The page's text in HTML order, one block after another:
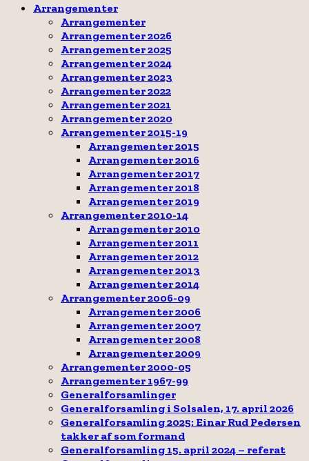
Arrangementer
Arrangementer
Arrangementer 2026
Arrangementer 2025
Arrangementer 2024
Arrangementer 2023
Arrangementer 2022
Arrangementer 2021
Arrangementer 2020
Arrangementer 2015-19
Arrangementer 2015
Arrangementer 2016
Arrangementer 2017
Arrangementer 2018
Arrangementer 2019
Arrangementer 2010-14
Arrangementer 2010
Arrangementer 2011
Arrangementer 2012
Arrangementer 2013
Arrangementer 2014
Arrangementer 2006-09
Arrangementer 2006
Arrangementer 2007
Arrangementer 2008
Arrangementer 2009
Arrangementer 2000-05
Arrangementer 1967-99
Generalforsamlinger
Generalforsamling i Solsalen, 17. april 2026
Generalforsamling 2025: Einar Rud Pedersen
takker af som formand
Generalforsamling 15. april 2024 – referat